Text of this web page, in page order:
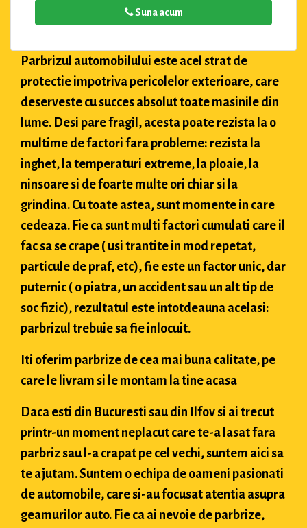
Suna acum
Parbrizul automobilului este acel strat de
protectie impotriva pericolelor exterioare, care
deserveste cu succes absolut toate masinile din
lume. Desi pare fragil, acesta poate rezista la o
multime de factori fara probleme: rezista la
inghet, la temperaturi extreme, la ploaie, la
ninsoare si de foarte multe ori chiar si la
grindina. Cu toate astea, sunt momente in care
cedeaza. Fie ca sunt multi factori cumulati care il
fac sa se crape ( usi trantite in mod repetat,
particule de praf, etc), fie este un factor unic, dar
puternic ( o piatra, un accident sau un alt tip de
soc fizic), rezultatul este intotdeauna acelasi:
parbrizul trebuie sa fie inlocuit.
Iti oferim parbrize de cea mai buna calitate, pe
care le livram si le montam la tine acasa
Daca esti din Bucuresti sau din Ilfov si ai trecut
printr-un moment neplacut care te-a lasat fara
parbriz sau l-a crapat pe cel vechi, suntem aici sa
te ajutam. Suntem o echipa de oameni pasionati
de automobile, care si-au focusat atentia asupra
geamurilor auto. Fie ca ai nevoie de parbrize,